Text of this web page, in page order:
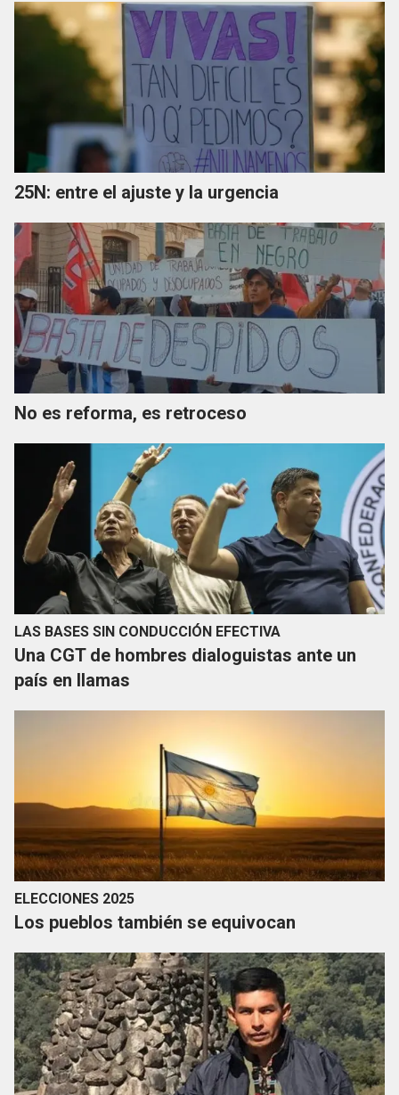
25N: entre el ajuste y la urgencia
No es reforma, es retroceso
LAS BASES SIN CONDUCCIÓN EFECTIVA
Una CGT de hombres dialoguistas ante un
país en llamas
ELECCIONES 2025
Los pueblos también se equivocan